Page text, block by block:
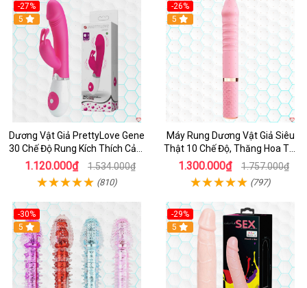
-27%
Hot
5
Dương Vật Giả PrettyLove Gene
30 Chế Độ Rung Kích Thích Cảm
Biến Âm Thanh
1.120.000₫ 1.534.000₫
(810)
-26%
Hot
5
Máy Rung Dương Vật Giả Siêu
Thật 10 Chế Độ, Thăng Hoa Tối
Ưu
1.300.000₫ 1.757.000₫
(797)
-30%
Hot
5
-29%
Hot
5